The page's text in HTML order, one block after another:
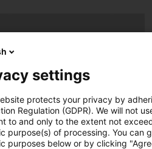
em sete qualidades diferentes
settings
protects your privacy by
Regulation (GDPR). We will not
to and only to the extent not
purpose(s) of processing. You can
purposes below or by clicking